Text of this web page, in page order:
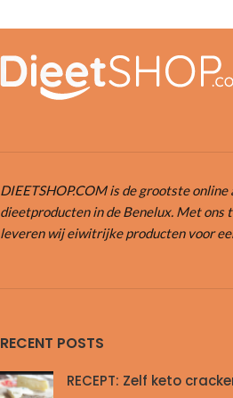
DIEETSHOP.COM is de grootste
dieetproducten in de Benelux. Met ons
leveren wij eiwitrijke producten voor
RECENT POSTS
RECEPT: Zelf keto